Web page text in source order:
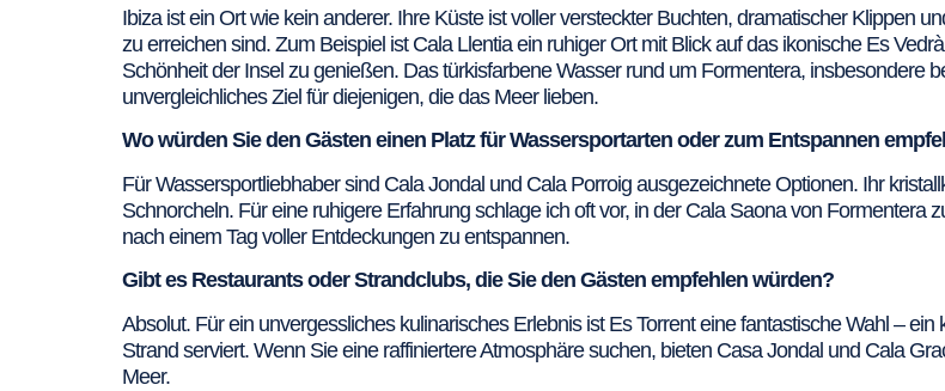
Ibiza ist ein Ort wie kein anderer. Ihre Küste ist voller versteckter Buchten, dramatischer Klippen
zu erreichen sind. Zum Beispiel ist Cala Llentia ein ruhiger Ort mit Blick auf das ikonische Es
Schönheit der Insel zu genießen. Das türkisfarbene Wasser rund um Formentera, insbesondere
unvergleichliches Ziel für diejenigen, die das Meer lieben.
Wo würden Sie den Gästen einen Platz für Wassersportarten oder zum Entspannen
Für Wassersportliebhaber sind Cala Jondal und Cala Porroig ausgezeichnete Optionen. Ihr
Schnorcheln. Für eine ruhigere Erfahrung schlage ich oft vor, in der Cala Saona von Formentera
nach einem Tag voller Entdeckungen zu entspannen.
Gibt es Restaurants oder Strandclubs, die Sie den Gästen empfehlen würden?
Absolut. Für ein unvergessliches kulinarisches Erlebnis ist Es Torrent eine fantastische Wahl –
Strand serviert. Wenn Sie eine raffiniertere Atmosphäre suchen, bieten Casa Jondal und Cala
Meer.